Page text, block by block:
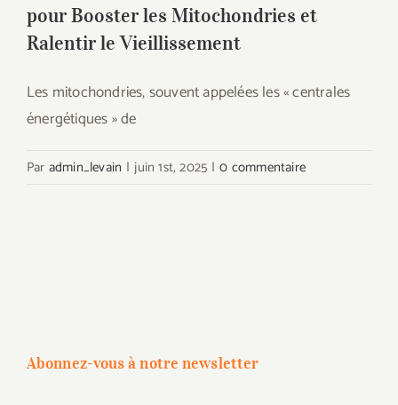
pour Booster les Mitochondries et
Ralentir le Vieillissement
Les mitochondries, souvent appelées les « centrales
énergétiques » de
Par admin_levain | juin 1st, 2025 | 0 commentaire
Abonnez-vous à notre newsletter